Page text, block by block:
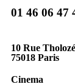
01 46 06 47
10 Rue Tholozé
75018 Paris
Cinema